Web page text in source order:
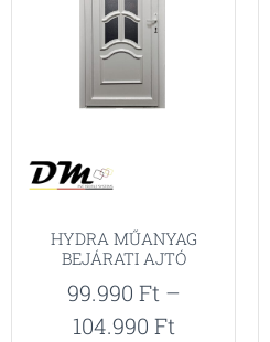
HYDRA MŰANYAG
BEJÁRATI AJTÓ
99.990 Ft –
104.990 Ft